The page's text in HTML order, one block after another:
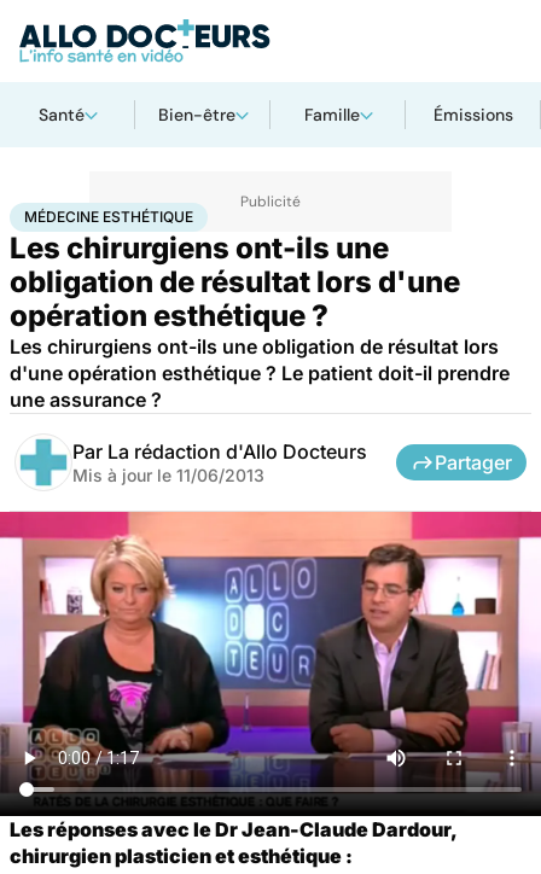
Santé Bien-être Famille Émissions
AccueilSantéMédecine esthétique
MÉDECINE ESTHÉTIQUE
Les chirurgiens ont-ils une
obligation de résultat lors d'une
opération esthétique ?
Les chirurgiens ont-ils une obligation de résultat lors
d'une opération esthétique ? Le patient doit-il prendre
une assurance ?
Par La rédaction d'Allo Docteurs
Mis à jour le 11/06/2013
Partager
Les réponses avec le Dr Jean-Claude Dardour,
chirurgien plasticien et esthétique :